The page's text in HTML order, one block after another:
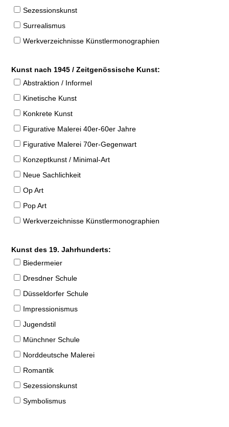
Sezessionskunst
Surrealismus
Werkverzeichnisse Künstlermonographien
Kunst nach 1945 / Zeitgenössische Kunst:
Abstraktion / Informel
Kinetische Kunst
Konkrete Kunst
Figurative Malerei 40er-60er Jahre
Figurative Malerei 70er-Gegenwart
Konzeptkunst / Minimal-Art
Neue Sachlichkeit
Op Art
Pop Art
Werkverzeichnisse Künstlermonographien
Kunst des 19. Jahrhunderts:
Biedermeier
Dresdner Schule
Düsseldorfer Schule
Impressionismus
Jugendstil
Münchner Schule
Norddeutsche Malerei
Romantik
Sezessionskunst
Symbolismus